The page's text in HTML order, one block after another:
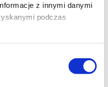
z innymi danymi
podczas
kumin, ziarna
utłuc w moździeżu
dodać cebulę z
minut, mieszając